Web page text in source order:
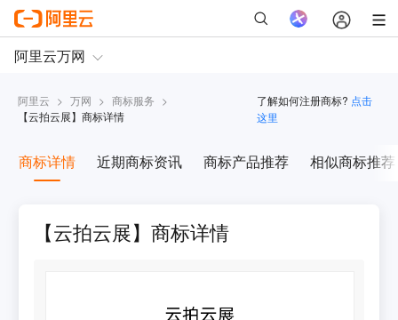
阿里云 > 万网 > 商标服务 >
【云拍云展】商标详情
了解如何注册商标? 点击
这里
商标详情 近期商标资讯 商标产品推荐 相似商标推荐
【云拍云展】商标详情